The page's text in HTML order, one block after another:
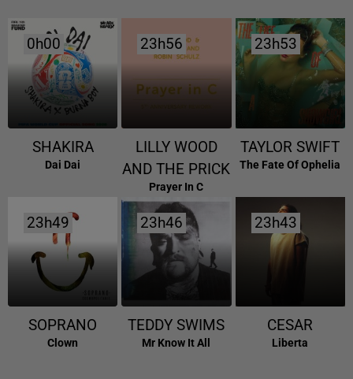
0h00
0h00
SHAKIRA
Dai Dai
23h56
23h56
LILLY WOOD
AND THE PRICK
Prayer In C
23h53
23h53
TAYLOR SWIFT
The Fate Of Ophelia
23h49
23h49
SOPRANO
Clown
23h46
23h46
TEDDY SWIMS
Mr Know It All
23h43
23h43
CESAR
Liberta